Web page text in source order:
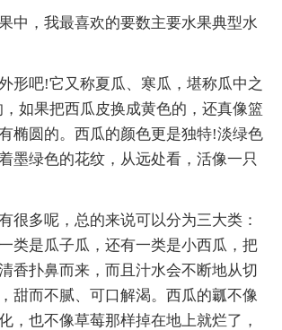
中，我最喜欢的要数主要水果典型水
形吧!它又称夏瓜、寒瓜，堪称瓜中之
如果把西瓜皮换成黄色的，还真像篮
椭圆的。西瓜的颜色更是独特!淡绿色
墨绿色的花纹，从远处看，活像一只
很多呢，总的来说可以分为三大类：
类是瓜子瓜，还有一类是小西瓜，把
香扑鼻而来，而且汁水会不断地从切
甜而不腻、可口解渴。西瓜的瓤不像
，也不像草莓那样掉在地上就烂了，